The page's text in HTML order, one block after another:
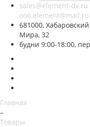
sales@element-dv.ru
ooo.element@mail.ru
681000,
Мира, 32
будни 9:00-18:00,
Главная
–
Товары